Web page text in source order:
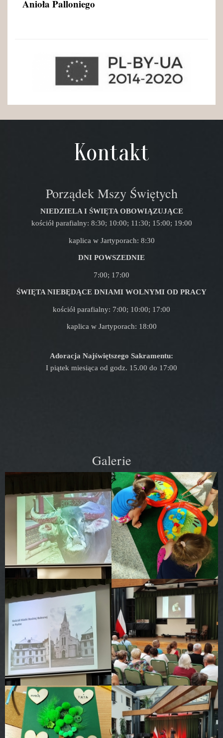
Anioła Palloniego
Kontakt
Porządek Mszy Świętych
NIEDZIELA I ŚWIĘTA OBOWIĄZUJĄCE
kościół parafialny: 8:30; 10:00; 11:30; 15:00; 19:00
kaplica w Jartyporach: 8:30
DNI POWSZEDNIE
7:00; 17:00
ŚWIĘTA NIEBĘDĄCE DNIAMI WOLNYMI OD PRACY
kościół parafialny: 7:00; 10:00; 17:00
kaplica w Jartyporach: 18:00
Adoracja Najświętszego Sakramentu:
I piątek miesiąca od godz. 15.00 do 17:00
Galerie